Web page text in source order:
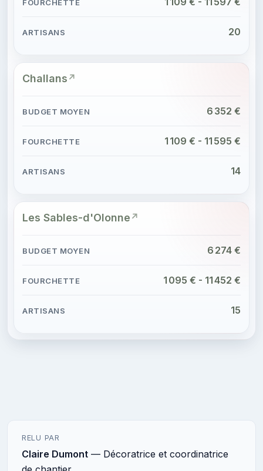
20
Challans
6 352 €
1 109 € - 11 595 €
14
Les Sables-d'Olonne
6 274 €
1 095 € - 11 452 €
15
RELU PAR
Claire Dumont — Décoratrice et coordinatrice